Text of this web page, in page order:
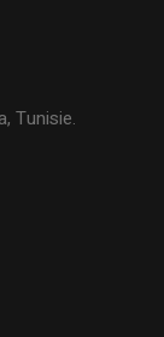
Tunisie.